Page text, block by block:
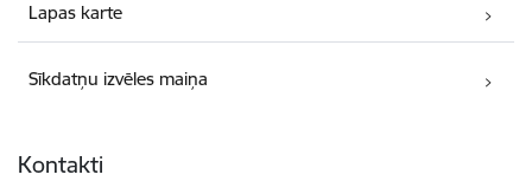
Lapas karte
Sīkdatņu izvēles maiņa
Kontakti